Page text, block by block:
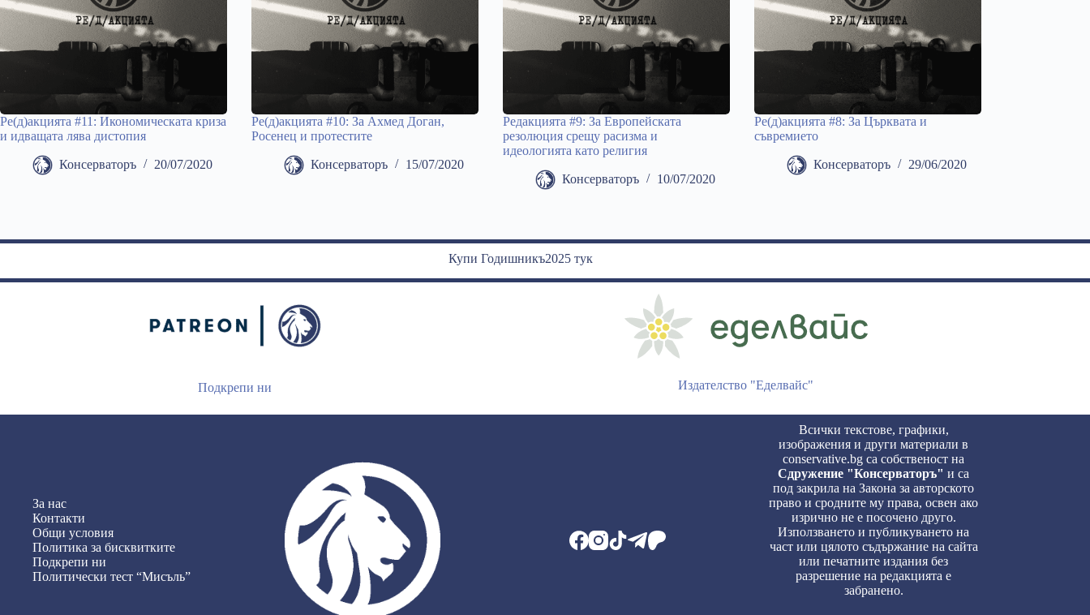
Ре(д)акцията #11: Икономическата криза
и идващата лява дистопия
Консерваторъ 20/07/2020
Ре(д)акцията #10: За Ахмед Доган,
Росенец и протестите
Консерваторъ 15/07/2020
Редакцията #9: За Европейската
резолюция срещу расизма и
идеологията като религия
Консерваторъ 10/07/2020
Ре(д)акцията #8: За Църквата и
съвремието
Консерваторъ 29/06/2020
Купи Годишникъ2025 тук
Подкрепи ни Издателство "Еделвайс"
За нас
Контакти
Общи условия
Политика за бисквитките
Подкрепи ни
Политически тест “Мисъль”
Всички текстове, графики,
изображения и други материали в
conservative.bg са собственост на
Сдружение "Консерваторъ" и са
под закрила на Закона за авторското
право и сродните му права, освен ако
изрично не е посочено друго.
Използването и публикуването на
част или цялото съдържание на сайта
или печатните издания без
разрешение на редакцията е
забранено.